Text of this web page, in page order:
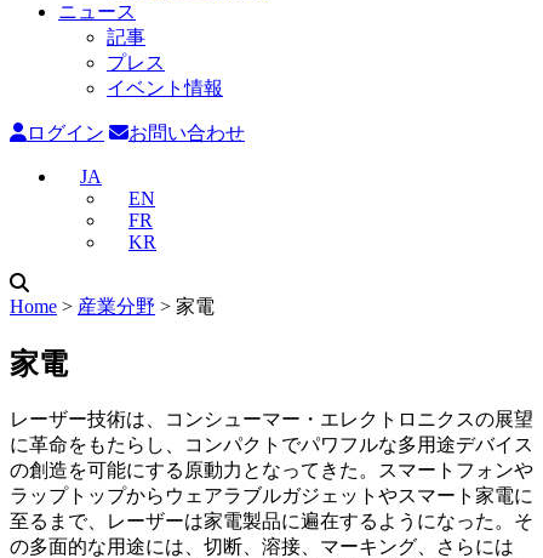
ニュース
記事
プレス
イベント情報
ログイン お問い合わせ
JA
EN
FR
KR
Home ˃ 産業分野 ˃ 家電
家電
レーザー技術は、コンシューマー・エレクトロニクスの展望
に革命をもたらし、コンパクトでパワフルな多用途デバイス
の創造を可能にする原動力となってきた。スマートフォンや
ラップトップからウェアラブルガジェットやスマート家電に
至るまで、レーザーは家電製品に遍在するようになった。そ
の多面的な用途には、切断、溶接、マーキング、さらには